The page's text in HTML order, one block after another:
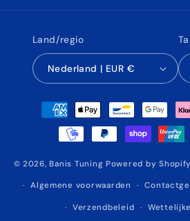
Land/regio
Nederland | EUR €
Betaalmethoden
© 2026,Banis Tuning Powered by Shopify
Algemene voorwaarden
Verzendbeleid